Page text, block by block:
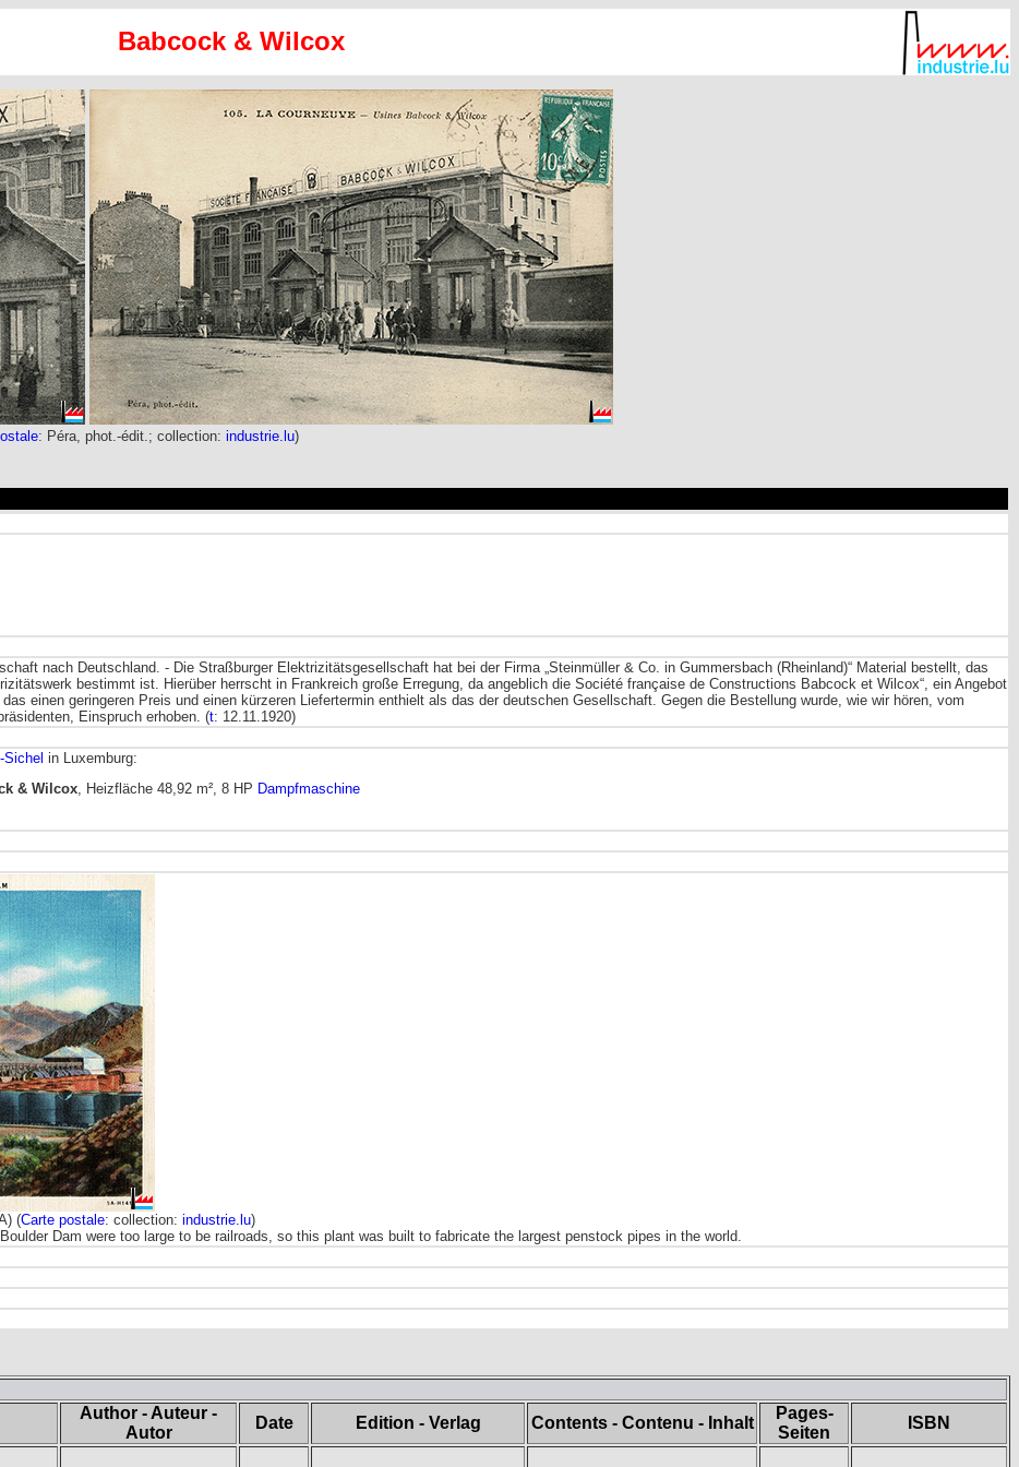
Babcock & Wilcox
: Péra, phot.-édit.; collection: industrie.lu)
nach Deutschland. - Die Straßburger Elektrizitätsgesellschaft hat bei der Firma „Steinmüller & Co. in Gummersbach (Rheinland)“ Material bestellt, das
bestimmt ist. Hierüber herrscht in Frankreich große Erregung, da angeblich die Société française de Constructions Babcock et Wilcox“, ein Angebot
einen geringeren Preis und einen kürzeren Liefertermin enthielt als das der deutschen Gesellschaft. Gegen die Bestellung wurde, wie wir hören, vom
Einspruch erhoben. (t: 12.11.1920)
Sichel in Luxemburg:
& Wilcox , Heizfläche 48,92 m², 8 HP Dampfmaschine
(Carte postale: collection: industrie.lu)
Dam were too large to be railroads, so this plant was built to fabricate the largest penstock pipes in the world.
Author - Auteur -
Autor
Date Edition - Verlag Contents - Contenu - Inhalt
Pages-
Seiten
ISBN